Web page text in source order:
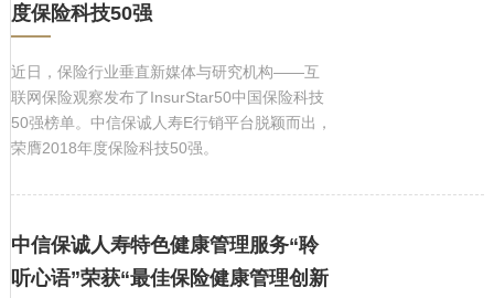
度保险科技50强
近日，保险行业垂直新媒体与研究机构——互
联网保险观察发布了InsurStar50中国保险科技
50强榜单。中信保诚人寿E行销平台脱颖而出，
荣膺2018年度保险科技50强。
中信保诚人寿特色健康管理服务“聆
听心语”荣获“最佳保险健康管理创新